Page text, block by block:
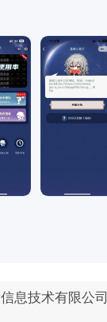
息技术有限公司